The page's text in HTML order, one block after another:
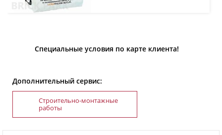
Специальные условия по карте клиента!
Дополнительный сервис:
Строительно-монтажные
работы